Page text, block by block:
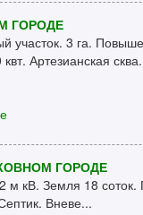
ГОРОДЕ
участок. 3 га.
Артезианская
ГОРОДЕ
кВ. Земля 18 соток.
Вневе...